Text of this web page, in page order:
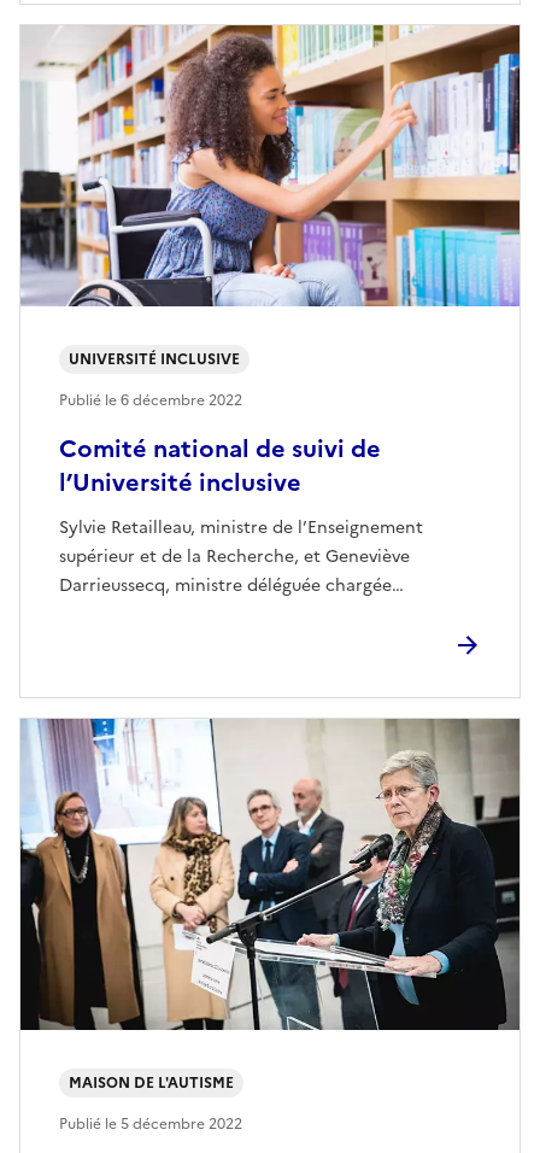
Comité national de suivi de
l’Université inclusive
Sylvie Retailleau, ministre de l’Enseignement
supérieur et de la Recherche, et Geneviève
Darrieussecq, ministre déléguée chargée…
UNIVERSITÉ INCLUSIVE
Publié le6 décembre 2022
MAISON DE L'AUTISME
Publié le5 décembre 2022